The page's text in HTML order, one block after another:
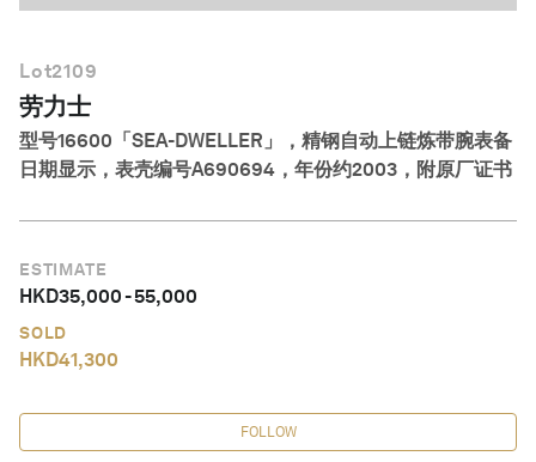
Lot2109
劳力士
型号16600「SEA-DWELLER」，精钢自动上链炼带腕表备
日期显示，表壳编号A690694，年份约2003，附原厂证书
ESTIMATE
HKD35,000-55,000
SOLD
HKD41,300
FOLLOW